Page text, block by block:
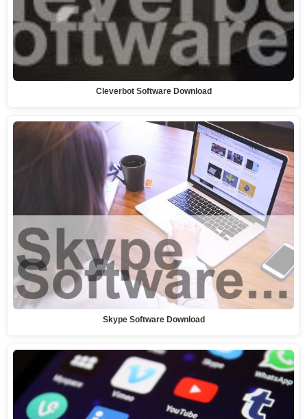
Cleverbot Software Download
Skype Software Download